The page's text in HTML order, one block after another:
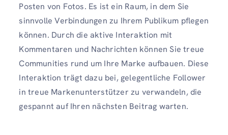
Posten von Fotos. Es ist ein Raum, in dem Sie
sinnvolle Verbindungen zu Ihrem Publikum pflegen
können. Durch die aktive Interaktion mit
Kommentaren und Nachrichten können Sie treue
Communities rund um Ihre Marke aufbauen. Diese
Interaktion trägt dazu bei, gelegentliche Follower
in treue Markenunterstützer zu verwandeln, die
gespannt auf Ihren nächsten Beitrag warten.